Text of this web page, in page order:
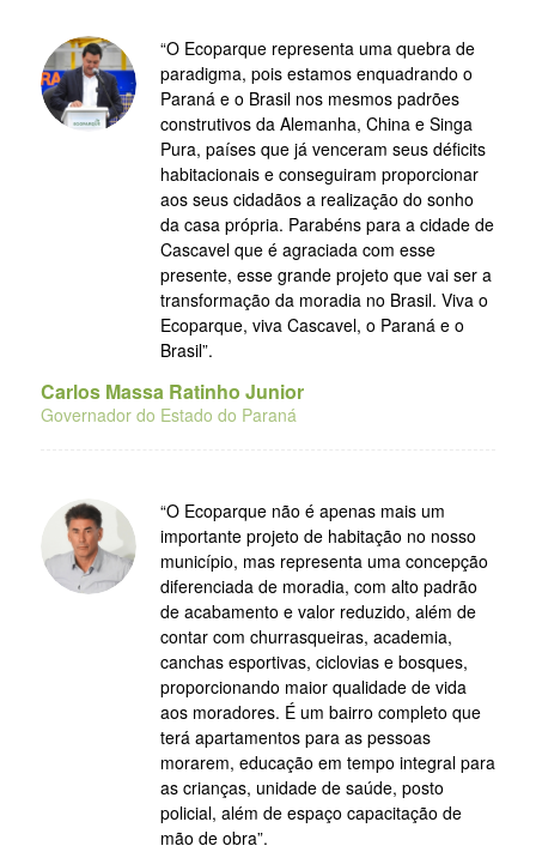
“O Ecoparque representa uma quebra de
paradigma, pois estamos enquadrando o
Paraná e o Brasil nos mesmos padrões
construtivos da Alemanha, China e Singa
Pura, países que já venceram seus déficits
habitacionais e conseguiram proporcionar
aos seus cidadãos a realização do sonho
da casa própria. Parabéns para a cidade de
Cascavel que é agraciada com esse
presente, esse grande projeto que vai ser a
transformação da moradia no Brasil. Viva o
Ecoparque, viva Cascavel, o Paraná e o
Brasil”.
Carlos Massa Ratinho Junior
Governador do Estado do Paraná
“O Ecoparque não é apenas mais um
importante projeto de habitação no nosso
município, mas representa uma concepção
diferenciada de moradia, com alto padrão
de acabamento e valor reduzido, além de
contar com churrasqueiras, academia,
canchas esportivas, ciclovias e bosques,
proporcionando maior qualidade de vida
aos moradores. É um bairro completo que
terá apartamentos para as pessoas
morarem, educação em tempo integral para
as crianças, unidade de saúde, posto
policial, além de espaço capacitação de
mão de obra”.